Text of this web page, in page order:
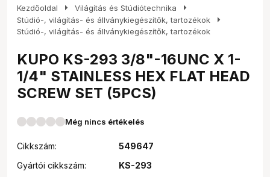
Kezdőoldal arrow_right Világítás és Stúdiótechnika arrow_right
Stúdió-, világítás- és állványkiegészítők, tartozékok arrow_right
Stúdió-, világítás- és állványkiegészítők, tartozékok
KUPO KS-293 3/8"-16UNC X 1-
1/4" STAINLESS HEX FLAT HEAD
SCREW SET (5PCS)
Még nincs értékelés
Cikkszám:
549647
Gyártói cikkszám:
KS-293